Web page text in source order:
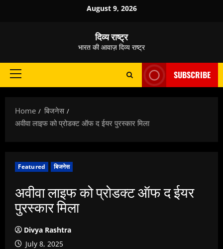
August 9, 2026
दिव्य राष्ट्र
भारत की आवाज़ दिव्य राष्ट्र
Primary
SUBSCRIBE
Home
बिजनेस
अवीवा लाइफ को प्रोडक्ट ऑफ द ईयर पुरस्कार मिला
Featured बिजनेस
अवीवा लाइफ को प्रोडक्ट ऑफ द ईयर
पुरस्कार मिला
Divya Rashtra
July 8, 2025